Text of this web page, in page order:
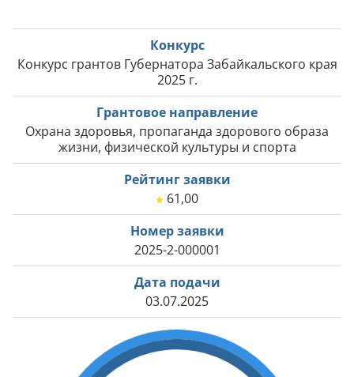
Конкурс
Конкурс грантов Губернатора Забайкальского края
2025 г.
Грантовое направление
Охрана здоровья, пропаганда здорового образа
жизни, физической культуры и спорта
Рейтинг заявки
61,00
Номер заявки
2025-2-000001
Дата подачи
03.07.2025